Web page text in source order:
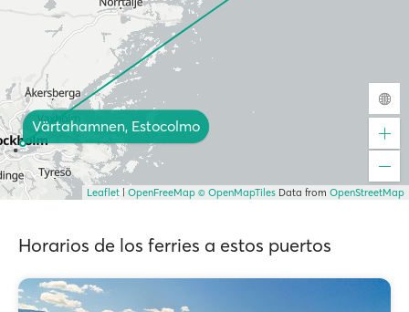
Värtahamnen, Estocolmo
Leaflet OpenFreeMap © OpenMapTiles Data from OpenStreetMap
Horarios de los ferries a estos puertos